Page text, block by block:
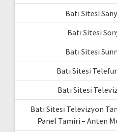
Batı Sitesi
Batı Sitesi
Batı Sitesi
Batı Sitesi
Batı Sitesi
Batı Sitesi Televizyon
Panel Tamiri – Anten